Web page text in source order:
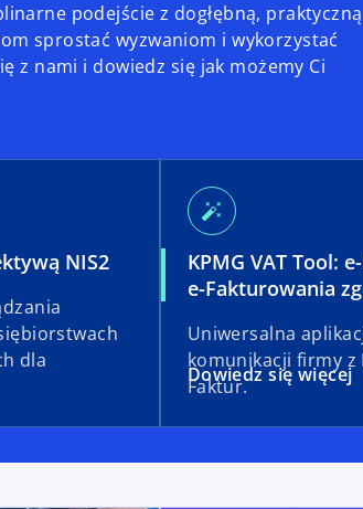
podejście z dogłębną, praktyczną
sprostać wyzwaniom i wykorzystać
z nami i dowiedz się jak możemy Ci
NIS2
dla
auto_fix_high
KPMG VAT Tool:
e-Fakturowania
Uniwersalna
komunikacji firmy z
Faktur.
Dowiedz się więcej